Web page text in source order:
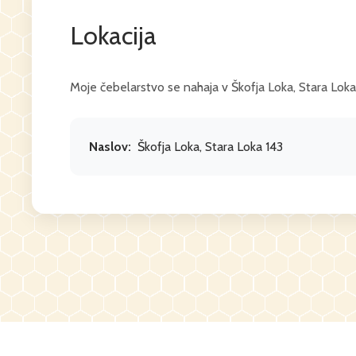
Lokacija
Moje čebelarstvo se nahaja v Škofja Loka, Stara
Naslov: Škofja Loka, Stara Loka 143